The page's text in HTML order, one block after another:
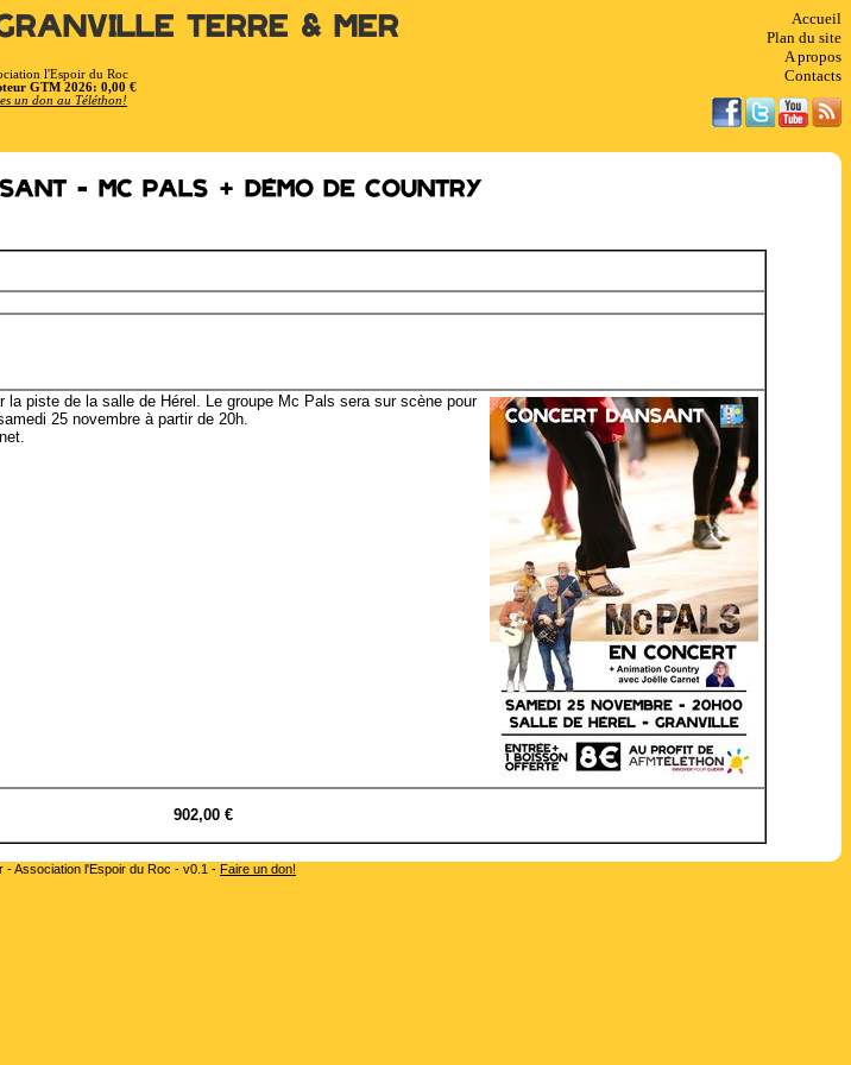
Accueil
Plan du site
A propos
Contacts
Terre & Mer
l'Espoir du Roc
GTM 2026: 0,00 €
un don au Téléthon!
- Mc Pals + démo de country
piste de la salle de Hérel. Le groupe Mc Pals sera sur scène pour
25 novembre à partir de 20h.
902,00 €
- Association l'Espoir du Roc - v0.1 - Faire un don!